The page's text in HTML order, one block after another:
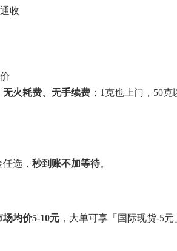
收
无火耗费、无手续费 ；1克也上门，50克
选， 秒到账不加等待。
均价5-10元 ，大单可享「国际现货-5元